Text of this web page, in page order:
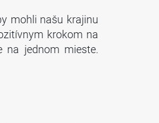
mohli našu krajinu
krokom na
na jednom mieste.